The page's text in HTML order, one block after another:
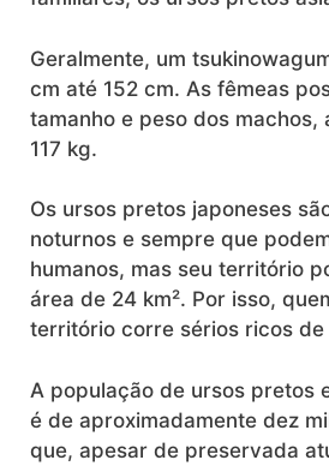
Geralmente, um
cm até 152 cm. As fêmeas
tamanho e peso dos machos,
117 kg.
Os ursos pretos japoneses
noturnos e sempre que
humanos, mas seu território
área de 24 km². Por isso,
território corre sérios ricos
A população de ursos pretos
é de aproximadamente dez
que, apesar de preservada